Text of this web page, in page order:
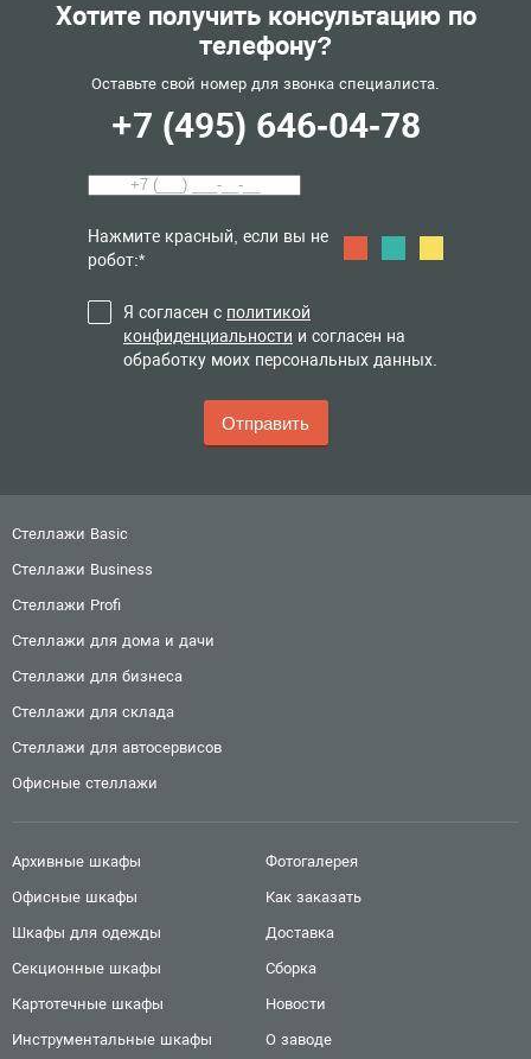
Хотите получить консультацию по
телефону?
Оставьте свой номер для звонка специалиста.
+7 (495) 646-04-78
Нажмите красный, если вы не
робот:*
Я согласен с политикой
конфиденциальности и согласен на
обработку моих персональных данных.
Стеллажи Basic
Стеллажи Business
Стеллажи Profi
Стеллажи для дома и дачи
Стеллажи для бизнеса
Стеллажи для склада
Стеллажи для автосервисов
Офисные стеллажи
Архивные шкафы
Офисные шкафы
Шкафы для одежды
Секционные шкафы
Картотечные шкафы
Инструментальные шкафы
Фотогалерея
Как заказать
Доставка
Сборка
Новости
О заводе